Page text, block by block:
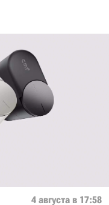
4 августа в 17:58